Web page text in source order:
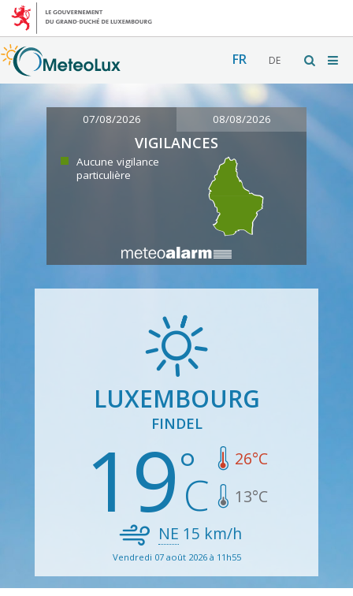
FR DE
07/08/2026 08/08/2026
VIGILANCES
Aucune vigilance
particulière
LUXEMBOURG
FINDEL
19 26°C
13°C
NE 15 km/h
Vendredi 07 août 2026 à 11h55